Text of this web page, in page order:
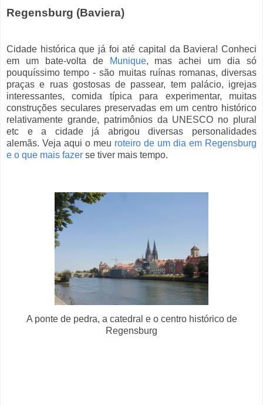
Regensburg (Baviera)
Cidade histórica que já foi até capital da Baviera! Conheci
em um bate-volta de
Munique, mas achei um dia só
pouquíssimo tempo - são muitas ruínas romanas, diversas
praças e ruas gostosas de passear, tem palácio, igrejas
interessantes, comida típica para experimentar, muitas
construções seculares preservadas em um centro histórico
relativamente grande, patrimônios da UNESCO no plural
etc e a cidade já abrigou diversas personalidades
alemãs. Veja aqui o meu roteiro de um dia em Regensburg
e o que mais fazer se tiver mais tempo.
A ponte de pedra, a catedral e o centro histórico de
Regensburg